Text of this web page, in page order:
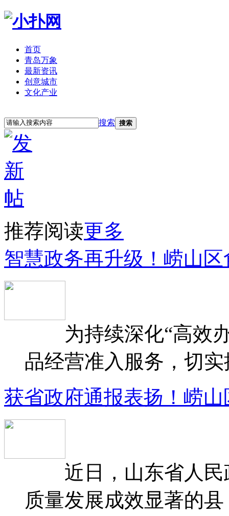
首页
青岛万象
最新资讯
创意城市
文化产业
搜索 搜索
推荐阅读更多
智慧政务再升级！崂山
为持续深化“高效办
品经营准入服务，切
获省政府通报表扬！崂
近日，山东省人民
质量发展成效显著的